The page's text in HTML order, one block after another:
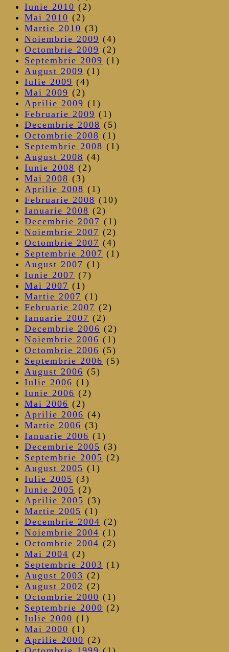
Iunie 2010 (2)
Mai 2010 (2)
Martie 2010 (3)
Noiembrie 2009 (4)
Octombrie 2009 (2)
Septembrie 2009 (1)
August 2009 (1)
Iulie 2009 (4)
Mai 2009 (2)
Aprilie 2009 (1)
Februarie 2009 (1)
Decembrie 2008 (5)
Octombrie 2008 (1)
Septembrie 2008 (1)
August 2008 (4)
Iunie 2008 (2)
Mai 2008 (3)
Aprilie 2008 (1)
Februarie 2008 (10)
Ianuarie 2008 (2)
Decembrie 2007 (1)
Noiembrie 2007 (2)
Octombrie 2007 (4)
Septembrie 2007 (1)
August 2007 (1)
Iunie 2007 (7)
Mai 2007 (1)
Martie 2007 (1)
Februarie 2007 (2)
Ianuarie 2007 (2)
Decembrie 2006 (2)
Noiembrie 2006 (1)
Octombrie 2006 (5)
Septembrie 2006 (5)
August 2006 (5)
Iulie 2006 (1)
Iunie 2006 (2)
Mai 2006 (2)
Aprilie 2006 (4)
Martie 2006 (3)
Ianuarie 2006 (1)
Decembrie 2005 (3)
Septembrie 2005 (2)
August 2005 (1)
Iulie 2005 (3)
Iunie 2005 (2)
Aprilie 2005 (3)
Martie 2005 (1)
Decembrie 2004 (2)
Noiembrie 2004 (1)
Octombrie 2004 (2)
Mai 2004 (2)
Septembrie 2003 (1)
August 2003 (2)
August 2002 (2)
Octombrie 2000 (1)
Septembrie 2000 (2)
Iulie 2000 (1)
Mai 2000 (1)
Aprilie 2000 (2)